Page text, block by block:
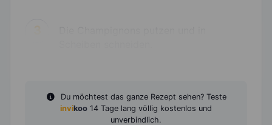
Du möchtest das ganze Rezept sehen? Teste
invikoo 14 Tage lang völlig kostenlos und
unverbindlich.